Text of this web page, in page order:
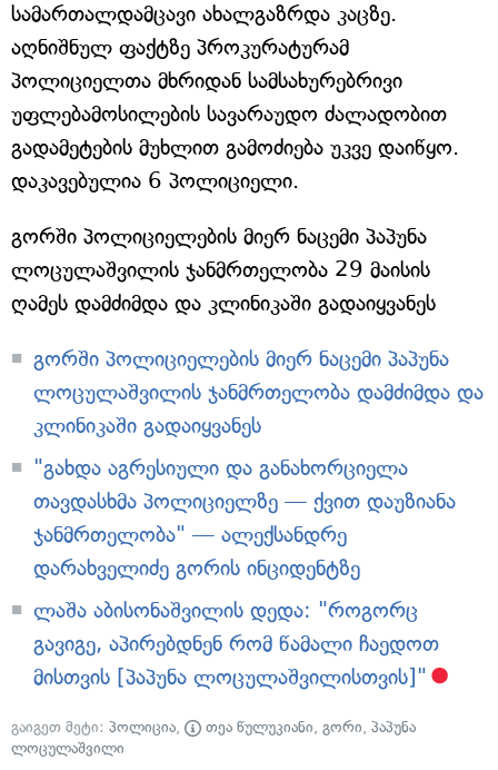
სამართალდამცავი ახალგაზრდა კაცზე.
აღნიშნულ ფაქტზე პროკურატურამ
პოლიციელთა მხრიდან სამსახურებრივი
უფლებამოსილების სავარაუდო ძალადობით
გადამეტების მუხლით გამოძიება უკვე დაიწყო.
დაკავებულია 6 პოლიციელი.
გორში პოლიციელების მიერ ნაცემი პაპუნა
ლოცულაშვილის ჯანმრთელობა 29 მაისის
ღამეს დამძიმდა და კლინიკაში გადაიყვანეს
გორში პოლიციელების მიერ ნაცემი პაპუნა
ლოცულაშვილის ჯანმრთელობა დამძიმდა და
კლინიკაში გადაიყვანეს
"გახდა აგრესიული და განახორციელა
თავდასხმა პოლიციელზე — ქვით დაუზიანა
ჯანმრთელობა" — ალექსანდრე
დარახველიძე გორის ინციდენტზე
ლაშა აბისონაშვილის დედა: "როგორც
გავიგე, აპირებდნენ რომ წამალი ჩაედოთ
მისთვის [პაპუნა ლოცულაშვილისთვის]"
გაიგეთ მეტი: პოლიცია, თეა წულუკიანი, გორი, პაპუნა
ლოცულაშვილი